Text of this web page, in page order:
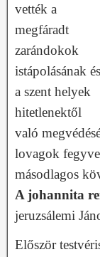
vették a
megfáradt
zarándokok
istápolásának és
a szent helyek
hitetlenektől
való
lovagok
másodlagos
A johannita
jeruzsálemi
Először